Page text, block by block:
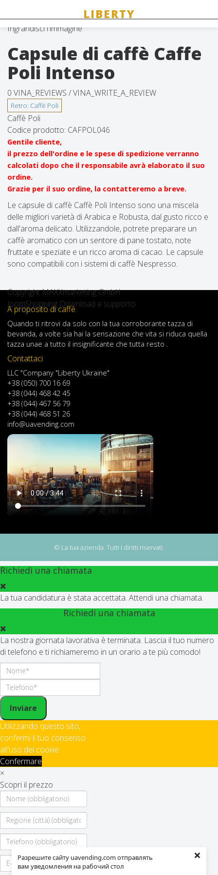
Разрешите сайту uavending.com отправлять
вам уведомления на рабочий стол
×
Ingrandisci l'immagine
Capsule di caffè Caffe
Poli Intenso
0 VINA_REVIEWS /VINA_WRITE_A_REVIEW
Caffè Poli
Codice prodotto: CAFPOL046
Gentile cliente,
il prezzo dell'ordine e le spese di spedizione verranno
calcolati dopo che il responsabile avrà elaborato il suo
ordine.
Grazie per il suo ordine, la contatteremo a breve.
Le capsule di caffè Caffè Poli Intenso sono una miscela
delle migliori varietà di Arabica e Robusta, dal gusto ricco e
dall'aroma delicato. Utilizzandole, potrete preparare un
caffè aromatico con un sentore di pane tostato, note
fruttate e speziate e un ricco aroma di cacao. Le capsule
sono compatibili con i sistemi di caffè Nespresso.
Copyright MAXXmarketing GmbH
JoomShopping Download e supporto
A proposito di caffè
Quando ti ritrovi da solo con la tua corroborante tazza di
bevanda, a volte sia hai la sensazione che vita si riduca quella
tazza unae a tutto il insignificante che tutta resto .
Contattaci
LLC "Company "Liberty Ukraine"
+38 (050) 700 16 69
+38 (044) 468 42 45
+38 (044) 467 56 79
+38 (044) 468 51 26
info@uavending.com
© La tua azienda. Tutti i diritti riservati.
Richiedi una chiamata
La tua candidatura è stata accettata. Attendi una chiamata.
Richiedi una chiamata
La nostra giornata lavorativa è terminata. Lascia il tuo numero
di telefono e ti richiameremo in un orario a te più comodo!
Inviare
Utilizzando questo sito,
confermi il tuo consenso
all'uso dei cookie.
Confermare
×
Scopri il prezzo